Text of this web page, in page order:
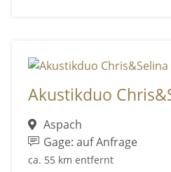
Akustikduo
Aspach
Gage: auf Anfrage
ca. 55 km entfernt